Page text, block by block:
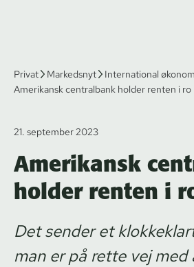
Privat Markedsnyt
International
Amerikansk centralbank holder renten i
21. september 2023
Amerikansk
holder renten i
Det sender et
man er på rette vej med